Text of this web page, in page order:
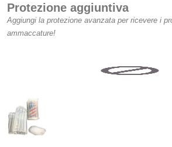
Protezione aggiuntiva
Aggiungi la protezione avanzata per ricevere i
ammaccature!